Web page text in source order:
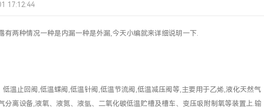
17:12:44
两种情况一种是内漏一种是外漏,今天小编就来详细说明一下.
止回阀,低温蝶阀,低温针阀,低温节流阀,低温减压阀等,主要用于乙烯,液化天然气
离设备,液氧、液氮、液氩、二氧化碳低温贮槽及槽车、变压吸附制氧等装置上.输